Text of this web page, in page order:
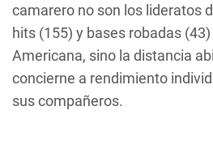
camarero no son los lideratos
hits (155) y bases robadas
Americana, sino la distancia
concierne a rendimiento
sus compañeros.